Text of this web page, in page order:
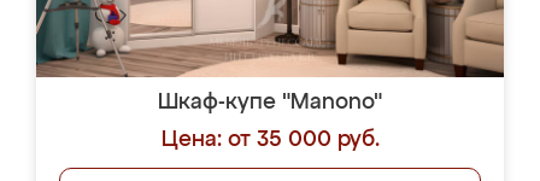
Шкаф-купе "Manono"
Цена: от 35 000 руб.